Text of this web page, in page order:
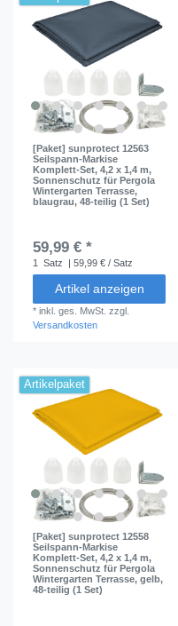
[Paket] sunprotect 12563
Seilspann-Markise
Komplett-Set, 4,2 x 1,4 m,
Sonnenschutz für Pergola
Wintergarten Terrasse,
blaugrau, 48-teilig (1 Set)
59,99 € *
1 Satz | 59,99 € / Satz
Artikel anzeigen
*inkl. ges. MwSt. zzgl.
Versandkosten
Artikelpaket
[Paket] sunprotect 12558
Seilspann-Markise
Komplett-Set, 4,2 x 1,4 m,
Sonnenschutz für Pergola
Wintergarten Terrasse, gelb,
48-teilig (1 Set)